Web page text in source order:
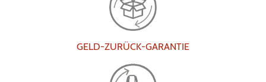
GELD-ZURÜCK-GARANTIE